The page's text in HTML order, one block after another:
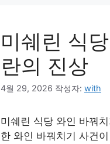
미쉐린 식
란의 진상
4월 29, 2026 작성자: with
미쉐린 식당 와인 바꿔
한 와인 바꿔치기 사건